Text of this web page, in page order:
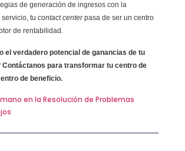
de generación de ingresos con la
tu contact centerpasa de ser un centro
de rentabilidad.
el verdadero potencial de ganancias de tu
Contáctanos para transformar tu centro de
de beneficio.
en la Resolución de Problemas